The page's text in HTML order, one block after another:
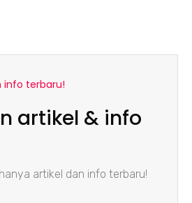
info terbaru!
artikel & info
artikel dan info terbaru!